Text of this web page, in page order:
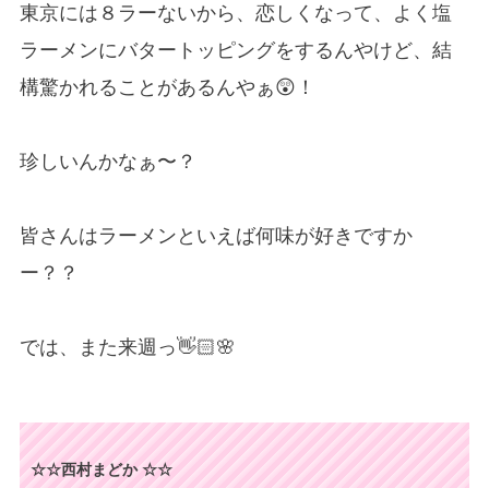
東京には８ラーないから、恋しくなって、よく塩
ラーメンにバタートッピングをするんやけど、結
構驚かれることがあるんやぁ😲！
珍しいんかなぁ〜？
皆さんはラーメンといえば何味が好きですか
ー？？
では、また来週っ👋🏻🌸
☆☆西村まどか ☆☆